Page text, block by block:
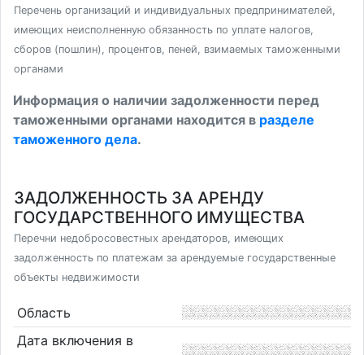
Перечень организаций и индивидуальных предпринимателей,
имеющих неисполненную обязанность по уплате налогов,
сборов (пошлин), процентов, пеней, взимаемых таможенными
органами
Информация о наличии задолженности перед
таможенными органами находится в разделе
таможенного дела.
ЗАДОЛЖЕННОСТЬ ЗА АРЕНДУ
ГОСУДАРСТВЕННОГО ИМУЩЕСТВА
Перечни недобросовестных арендаторов, имеющих
задолженность по платежам за арендуемые государственные
объекты недвижимости
Область
Дата включения в